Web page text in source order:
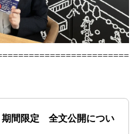
期間限定 全文公開につい